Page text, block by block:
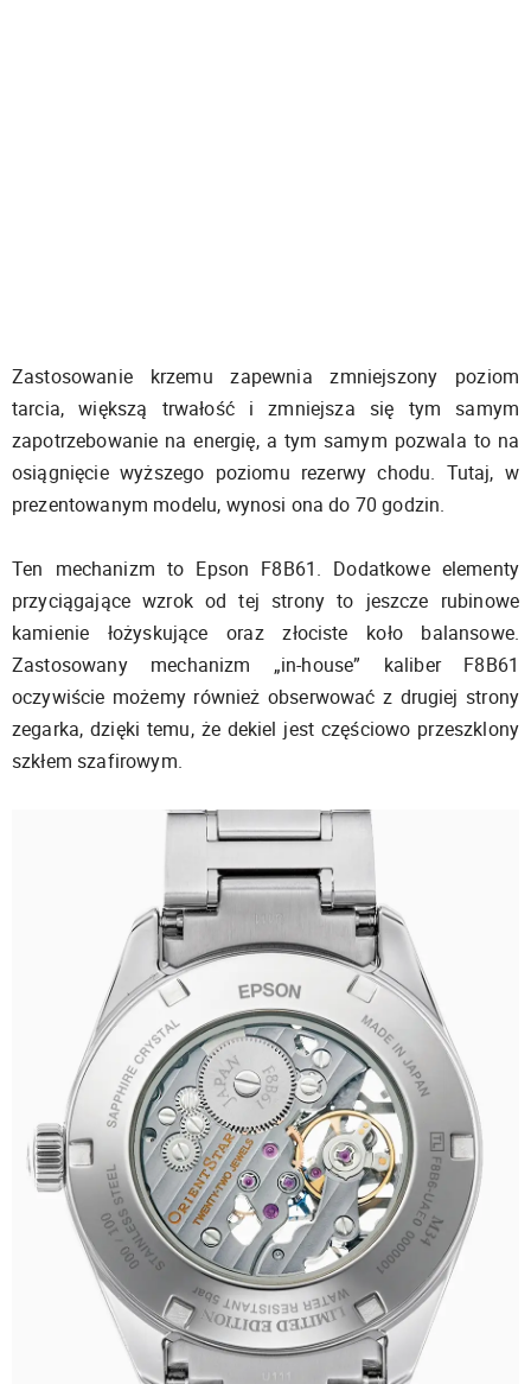
Zastosowanie krzemu zapewnia zmniejszony poziom
tarcia, większą trwałość i zmniejsza się tym samym
zapotrzebowanie na energię, a tym samym pozwala to na
osiągnięcie wyższego poziomu rezerwy chodu. Tutaj, w
prezentowanym modelu, wynosi ona do 70 godzin.
Ten mechanizm to Epson F8B61. Dodatkowe elementy
przyciągające wzrok od tej strony to jeszcze rubinowe
kamienie łożyskujące oraz złociste koło balansowe.
Zastosowany mechanizm „in-house” kaliber F8B61
oczywiście możemy również obserwować z drugiej strony
zegarka, dzięki temu, że dekiel jest częściowo przeszklony
szkłem szafirowym.